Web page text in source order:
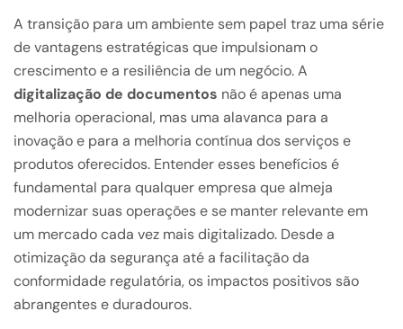
A transição para um ambiente sem papel traz uma série
de vantagens estratégicas que impulsionam o
crescimento e a resiliência de um negócio. A
digitalização de documentos não é apenas uma
melhoria operacional, mas uma alavanca para a
inovação e para a melhoria contínua dos serviços e
produtos oferecidos. Entender esses benefícios é
fundamental para qualquer empresa que almeja
modernizar suas operações e se manter relevante em
um mercado cada vez mais digitalizado. Desde a
otimização da segurança até a facilitação da
conformidade regulatória, os impactos positivos são
abrangentes e duradouros.